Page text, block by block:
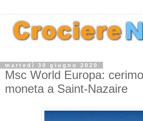
martedì 30 giugno 2020
Msc World Europa:
moneta a Saint-Nazaire